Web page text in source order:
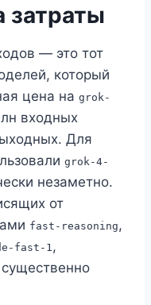
затраты
— это тот
который
цена на grok-
входных
Для
grok-4-
незаметно.
от
fast-reasoning ,
fast-1 ,